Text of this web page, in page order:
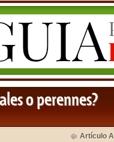
o perennes?
Artículo